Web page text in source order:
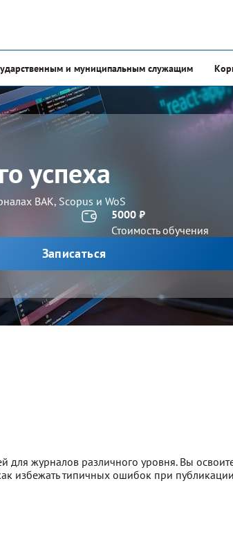
и муниципальным служащим
успеха
ВАК, Scopus и WoS
5000 ₽
Стоимость обучения
Записаться
журналов различного уровня. Вы освоите
избежать типичных ошибок при публикации